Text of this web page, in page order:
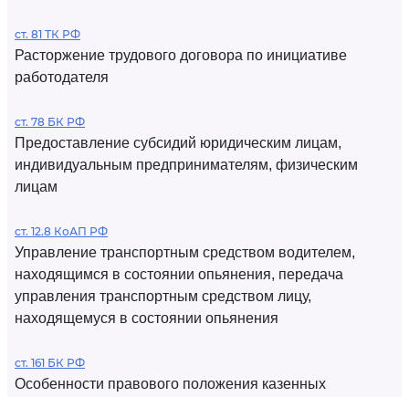
ст. 81 ТК РФ
Расторжение трудового договора по инициативе
работодателя
ст. 78 БК РФ
Предоставление субсидий юридическим лицам,
индивидуальным предпринимателям, физическим
лицам
ст. 12.8 КоАП РФ
Управление транспортным средством водителем,
находящимся в состоянии опьянения, передача
управления транспортным средством лицу,
находящемуся в состоянии опьянения
ст. 161 БК РФ
Особенности правового положения казенных